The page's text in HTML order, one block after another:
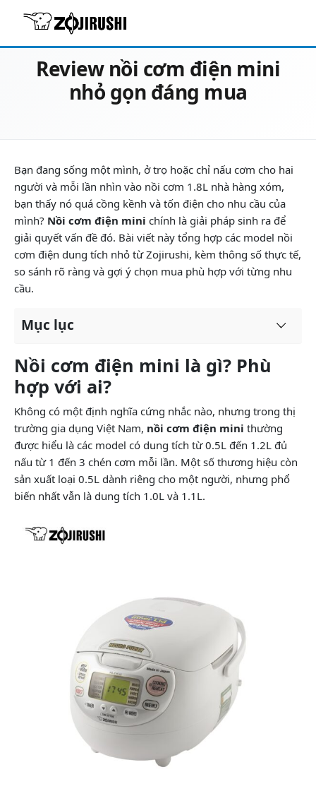
16/06/2026
Review nồi cơm điện mini
nhỏ gọn đáng mua
Bạn đang sống một mình, ở trọ hoặc chỉ nấu cơm cho hai
người và mỗi lần nhìn vào nồi cơm 1.8L nhà hàng xóm,
bạn thấy nó quá cồng kềnh và tốn điện cho nhu cầu của
mình? Nồi cơm điện mini chính là giải pháp sinh ra để
giải quyết vấn đề đó. Bài viết này tổng hợp các model nồi
cơm điện dung tích nhỏ từ Zojirushi, kèm thông số thực tế,
so sánh rõ ràng và gợi ý chọn mua phù hợp với từng nhu
cầu.
Mục lục
Nồi cơm điện mini là gì? Phù
hợp với ai?
Không có một định nghĩa cứng nhắc nào, nhưng trong thị
trường gia dụng Việt Nam, nồi cơm điện mini thường
được hiểu là các model có dung tích từ 0.5L đến 1.2L đủ
nấu từ 1 đến 3 chén cơm mỗi lần. Một số thương hiệu còn
sản xuất loại 0.5L dành riêng cho một người, nhưng phổ
biến nhất vẫn là dung tích 1.0L và 1.1L.